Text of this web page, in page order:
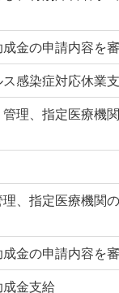
金の申請内容を
感染症対応休業
理、指定医療機
、指定医療機関
金の申請内容を
金支給